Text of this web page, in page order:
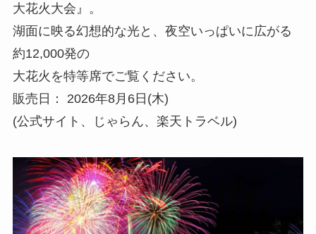
大花火大会』。
湖面に映る幻想的な光と、夜空いっぱいに広がる
約12,000発の
大花火を特等席でご覧ください。
販売日： 2026年8月6日(木)
(公式サイト、じゃらん、楽天トラベル)